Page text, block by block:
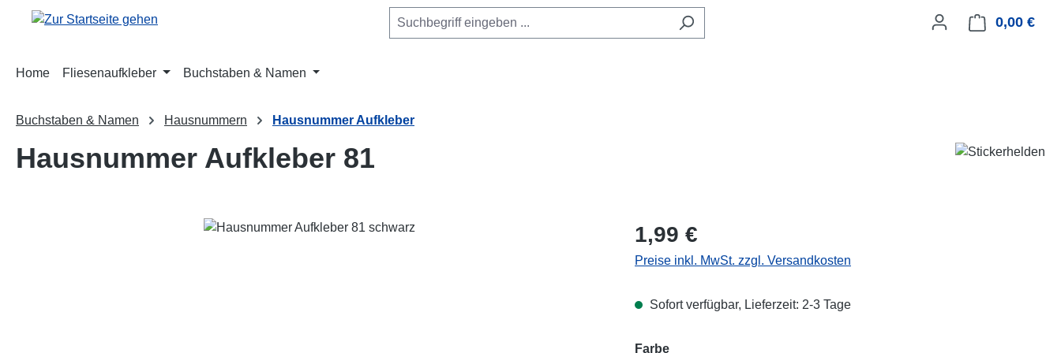
Hauptinhalt springen
Zur Suche springen
Zur Hauptnavigation springen 0,00 €
Home Fliesenaufkleber Buchstaben & Namen
Buchstaben & Namen Hausnummern Hausnummer Aufkleber
Hausnummer Aufkleber 81
Regulärer Preis:
1,99 €
Preise inkl. MwSt. zzgl. Versandkosten
Sofort verfügbar, Lieferzeit: 2-3 Tage
Farbe